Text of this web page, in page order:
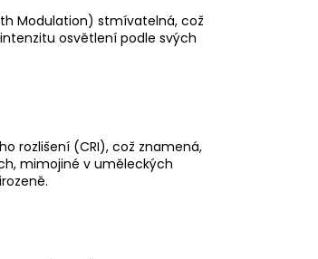
Modulation) stmívatelná, což
osvětlení podle svých
rozlišení (CRI), což znamená,
mimojiné v uměleckých